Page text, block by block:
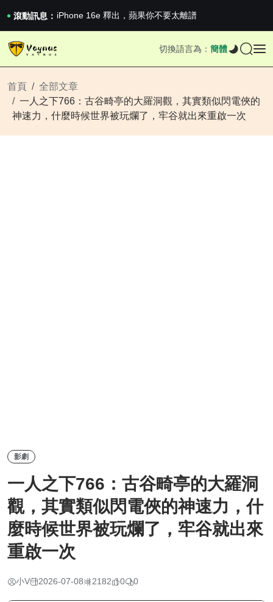
滾動訊息： iPhone 16e 釋出，蘋果你不要太離譜
2026澳網男單收官：全滿貫對上全滿亞，德約...
《巔峰守衛 Highguard》正式上線，官...
切換語言為： 簡體
首頁
全部文章
一人之下766：古谷畸亭的大羅洞觀，其實類似閃電俠的
神速力，什麼時候世界被玩爛了，牢谷就出來重啟一次
影劇
一人之下766：古谷畸亭的大羅洞
觀，其實類似閃電俠的神速力，什
麼時候世界被玩爛了，牢谷就出來
重啟一次
小V 2026-07-08 2182 0 0